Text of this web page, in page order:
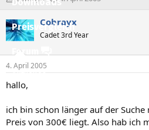
Preisvergleich
Forum
Aktuelles
Neue Beiträge
r
s
t
e
l
e
r
r
s
e
t
Cobrayx
Cadet 3rd Year
4. April 2005
hallo,
ich bin schon länger auf der Suche
Preis von 300€ liegt. Also hab ich